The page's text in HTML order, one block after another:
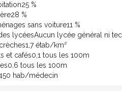
25 %
28 %
sans voiture11 %
lycéesAucun lycée général ni
1,7 étab/km²
et cafés0,1 tous les 100m
0,6 tous les 100m
hab/médecin